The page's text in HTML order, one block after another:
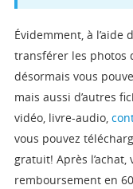
Évidemment, à l’aide
transférer les photos
désormais vous
mais aussi d’autres
vidéo, livre-audio,
vous pouvez
gratuit! Après
remboursement en